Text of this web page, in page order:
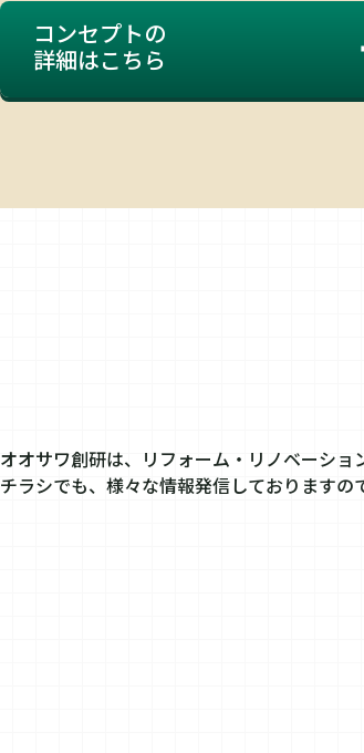
コンセプトの
詳細はこちら
オオサワ創研は、リフォーム・リノベーシ
チラシでも、様々な情報発信しておりますの